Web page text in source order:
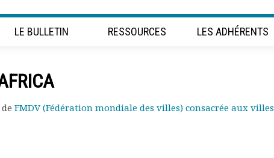
LE BULLETIN RESSOURCES LES ADHÉRENTS
FMDV (Fédération mondiale des villes) consacrée aux villes